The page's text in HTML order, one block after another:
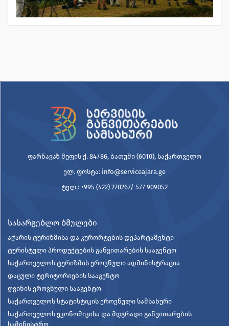
ფარნავაზ მეფის ქ. 84/86, ბათუმი (6010), საქართველო
ელ. ფოსტა: info@serviceajara.ge
ტელ.: +995 (422) 270267/ 577 909052
სასარგებლო ბმულები
აჭარის ტურიზმისა და კურორტების დეპარტამენტი
ტურისტული პროდუქტების განვითარების სააგენტო
საქართველოს ტურიზმის ეროვნული ადმინისტრაცია
დაცული ტერიტორიების სააგენტო
ღვინის ეროვნული სააგენტო
საქართველოს სტატისტიკის ეროვნული სამსახური
საქართველოს ეკონომიკისა და მდგრადი განვითარების
სამინისტრო